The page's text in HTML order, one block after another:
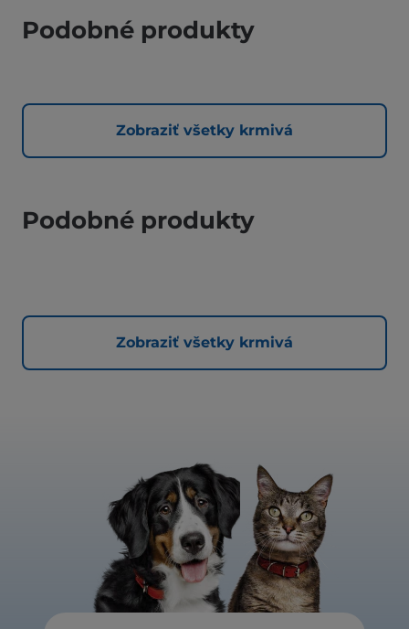
Podobné produkty
Zobraziť všetky krmivá
Podobné produkty
Zobraziť všetky krmivá